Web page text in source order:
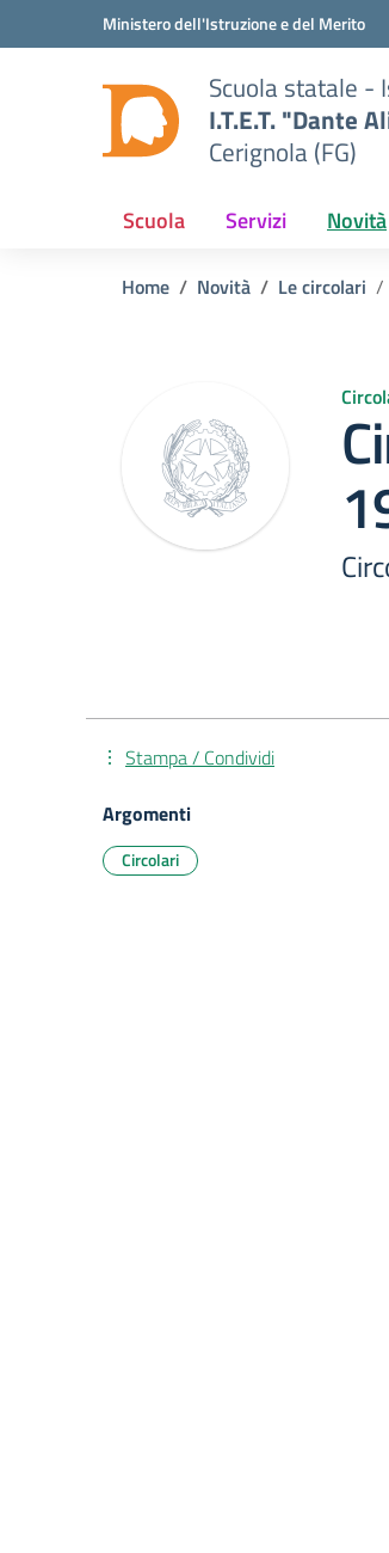
Vai ai contenuti
Vai al menu di navigazioneMinistero dell'Istruzione e del Merito
Scuola statale -
I.T.E.T. "Dante
Cerignola (FG)
Scuola Servizi Novità
Home Novità Le circolari
Stampa / Condividi
Argomenti
Circolari